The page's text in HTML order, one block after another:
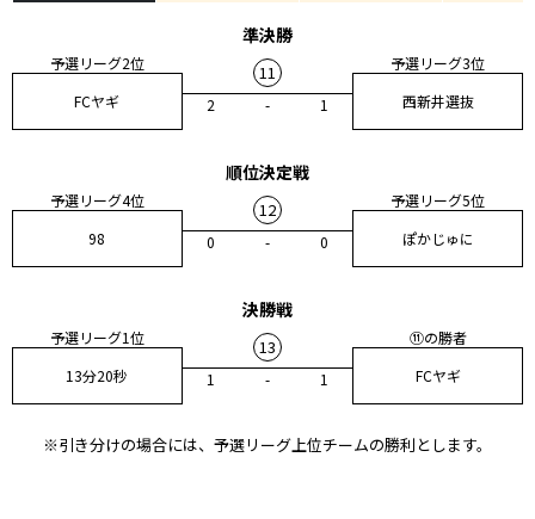
準決勝
予選リーグ2位
FCヤギ
11
2 - 1
予選リーグ3位
西新井選抜
順位決定戦
予選リーグ4位
98
12
0 - 0
予選リーグ5位
ぽかじゅに
決勝戦
予選リーグ1位
13分20秒
13
1 - 1
⑪の勝者
FCヤギ
※引き分けの場合には、予選リーグ上位チームの勝利とします。